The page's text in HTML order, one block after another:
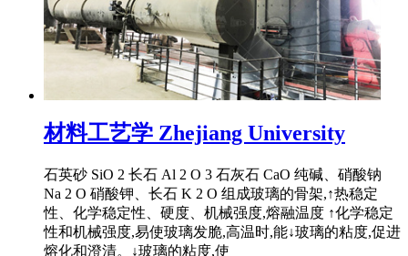
材料工艺学 Zhejiang University
石英砂 SiO 2 长石 Al 2 O 3 石灰石 CaO 纯碱、硝酸钠
Na 2 O 硝酸钾、长石 K 2 O 组成玻璃的骨架,↑热稳定
性、化学稳定性、硬度、机械强度,熔融温度 ↑化学稳定
性和机械强度,易使玻璃发脆,高温时,能↓玻璃的粘度,促进
熔化和澄清。↓玻璃的粘度,使